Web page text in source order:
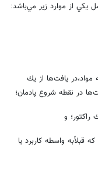
يكي از موارد زير مي‌باشد:
مواد،‌در يافت‌ها از يك
در نقطه شروع پادمان؛‌
راكتور؛ و
واسطه كاربرد يا